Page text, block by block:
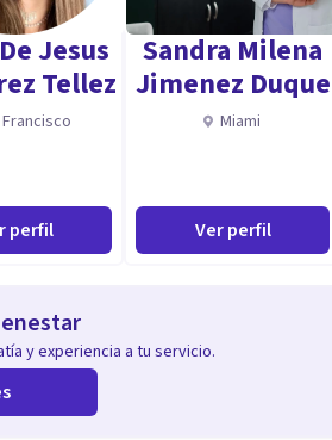
Jesus
Tellez
perfil
Sandra Milena
Jimenez Duque
Miami
Ver perfil
y experiencia a tu servicio.